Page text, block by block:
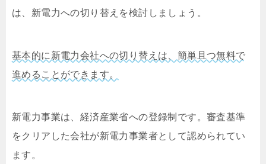
は、新電力への切り替えを検討しましょう。
基本的に新電力会社への切り替えは、簡単且つ無料で
進めることができます。
新電力事業は、経済産業省への登録制です。審査基準
をクリアした会社が新電力事業者として認められてい
ます。